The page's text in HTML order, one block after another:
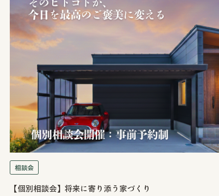
相談会
【個別相談会】将来に寄り添う家づくり